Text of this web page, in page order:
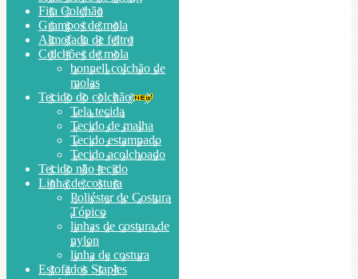
Fita Colchão
Grampos de mola
Almofada de feltro
Colchões de mola
bonnell colchão de
molas
Tecido do colchão
Tela tecida
Tecido de malha
Tecido estampado
Tecido acolchoado
Tecido não tecido
Linha de costura
Poliéster de Costura
Tópico
linhas de costura de
nylon
linha de costura
Estofados Staples